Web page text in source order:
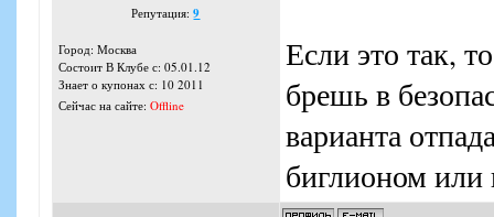
Репутация:9
Город: Москва
Состоит В Клубе с: 05.01.12
Знает о купонах с: 10 2011
Сейчас на сайте: Offline
Если это так,
брешь в
варианта
биглионом или